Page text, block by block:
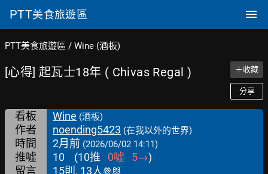
PTT美食旅遊區
PTT美食旅遊區 / Wine (酒板)
[心得] 起瓦士18年 ( Chivas Regal ) ＋收藏
分享
看板 Wine (酒板)
作者 noending5423 (在我以外的世界)
時間 2月前 (2026/06/02 14:11)
推噓 10 (10推 0噓 5→)
留言
15則, 13人參與